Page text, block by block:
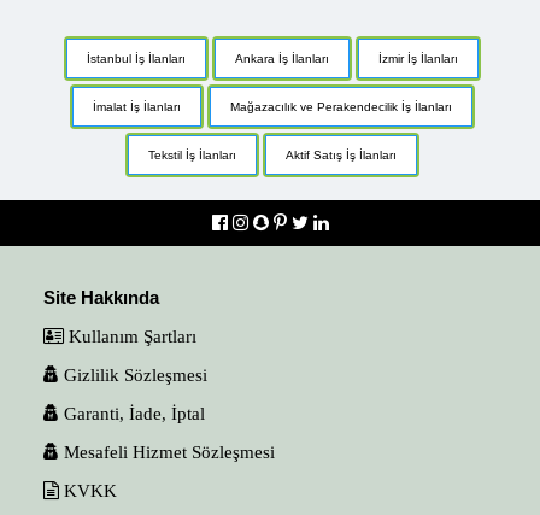
İstanbul İş İlanları Ankara İş İlanları İzmir İş İlanları
İmalat İş İlanları Mağazacılık ve Perakendecilik İş İlanları
Tekstil İş İlanları Aktif Satış İş İlanları
Site Hakkında
Kullanım Şartları
Gizlilik Sözleşmesi
Garanti, İade, İptal
Mesafeli Hizmet Sözleşmesi
KVKK